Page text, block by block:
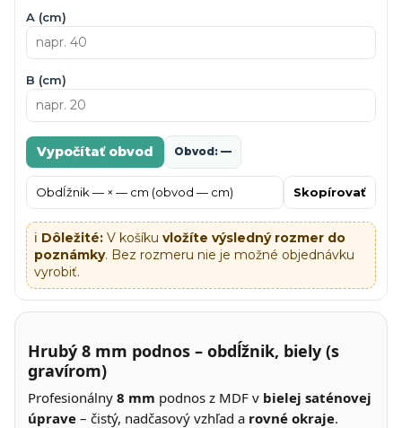
A (cm)
B (cm)
Vypočítať obvod Obvod: —
Skopírovať
ℹ️ Dôležité: V košíku vložíte výsledný rozmer do
poznámky. Bez rozmeru nie je možné objednávku
vyrobiť.
Hrubý 8 mm podnos – obdĺžnik, biely (s
gravírom)
Profesionálny 8 mm podnos z MDF v bielej saténovej
úprave – čistý, nadčasový vzhľad a rovné okraje.